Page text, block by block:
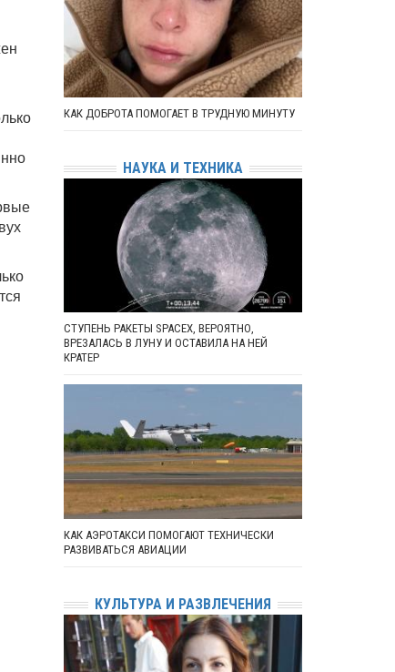
КАК ДОБРОТА ПОМОГАЕТ В ТРУДНУЮ МИНУТУ
НАУКА И ТЕХНИКА
СТУПЕНЬ РАКЕТЫ SPACEX, ВЕРОЯТНО,
ВРЕЗАЛАСЬ В ЛУНУ И ОСТАВИЛА НА НЕЙ
КРАТЕР
КАК АЭРОТАКСИ ПОМОГАЮТ ТЕХНИЧЕСКИ
РАЗВИВАТЬСЯ АВИАЦИИ
КУЛЬТУРА И РАЗВЛЕЧЕНИЯ